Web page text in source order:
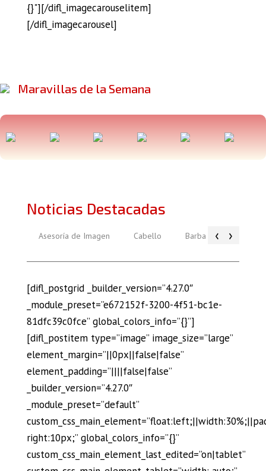
{}"][/difl_imagecarouselitem]
[/difl_imagecarousel]
Maravillas de la Semana
Noticias Destacadas
‹
Asesoría de Imagen Cabello Barba Piel
›
[difl_postgrid _builder_version=”4.27.0″
_module_preset=”e672152f-3200-4f51-bc1e-
81dfc39c0fce” global_colors_info=”{}”]
[difl_postitem type=”image” image_size=”large”
element_margin=”||0px||false|false”
element_padding=”||||false|false”
_builder_version=”4.27.0″
_module_preset=”default”
right:10px;” global_colors_info=”{}”
custom_css_main_element_last_edited=”on|tablet”